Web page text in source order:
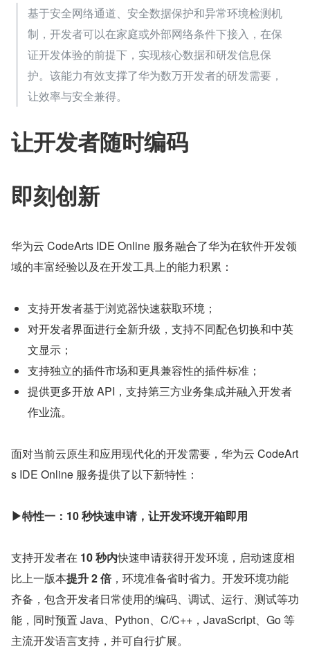
基于安全网络通道、安全数据保护和异常环境检测机
制，开发者可以在家庭或外部网络条件下接入，在保
证开发体验的前提下，实现核心数据和研发信息保
护。该能力有效支撑了华为数万开发者的研发需要，
让效率与安全兼得。
让开发者随时编码
即刻创新
华为云 CodeArts IDE Online 服务融合了华为在软件开发领
域的丰富经验以及在开发工具上的能力积累：
支持开发者基于浏览器快速获取环境；
对开发者界面进行全新升级，支持不同配色切换和中英
文显示；
支持独立的插件市场和更具兼容性的插件标准；
提供更多开放 API，支持第三方业务集成并融入开发者
作业流。
面对当前云原生和应用现代化的开发需要，华为云 CodeArt
s IDE Online 服务提供了以下新特性：
▶特性一：10 秒快速申请，让开发环境开箱即用
支持开发者在 10 秒内快速申请获得开发环境，启动速度相
比上一版本提升 2 倍，环境准备省时省力。开发环境功能
齐备，包含开发者日常使用的编码、调试、运行、测试等功
能，同时预置 Java、Python、C/C++，JavaScript、Go 等
主流开发语言支持，并可自行扩展。